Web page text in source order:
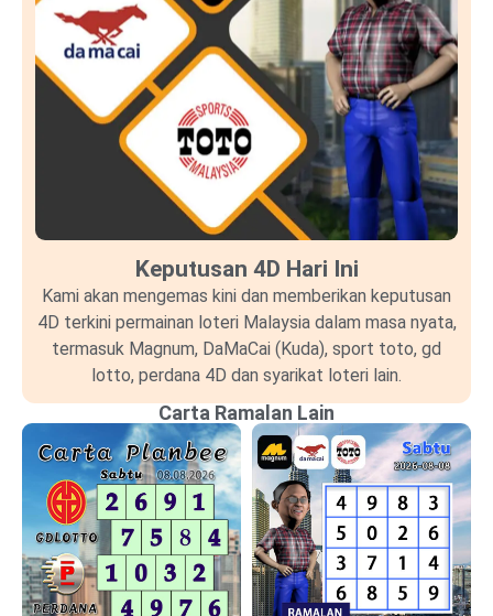
Keputusan 4D Hari Ini
Kami akan mengemas kini dan memberikan keputusan
4D terkini permainan loteri Malaysia dalam masa nyata,
termasuk Magnum, DaMaCai (Kuda), sport toto, gd
lotto, perdana 4D dan syarikat loteri lain.
Carta Ramalan Lain